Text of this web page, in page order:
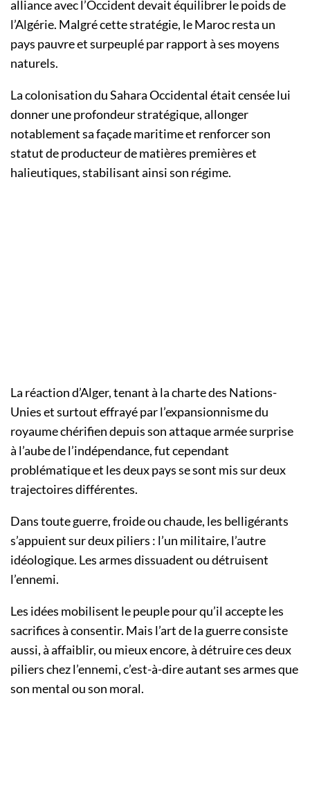
alliance avec l’Occident devait équilibrer le poids de
l’Algérie. Malgré cette stratégie, le Maroc resta un
pays pauvre et surpeuplé par rapport à ses moyens
naturels.
La colonisation du Sahara Occidental était censée lui
donner une profondeur stratégique, allonger
notablement sa façade maritime et renforcer son
statut de producteur de matières premières et
halieutiques, stabilisant ainsi son régime.
La réaction d’Alger, tenant à la charte des Nations-
Unies et surtout effrayé par l’expansionnisme du
royaume chérifien depuis son attaque armée surprise
à l’aube de l’indépendance, fut cependant
problématique et les deux pays se sont mis sur deux
trajectoires différentes.
Dans toute guerre, froide ou chaude, les belligérants
s’appuient sur deux piliers : l’un militaire, l’autre
idéologique. Les armes dissuadent ou détruisent
l’ennemi.
Les idées mobilisent le peuple pour qu’il accepte les
sacrifices à consentir. Mais l’art de la guerre consiste
aussi, à affaiblir, ou mieux encore, à détruire ces deux
piliers chez l’ennemi, c’est-à-dire autant ses armes que
son mental ou son moral.